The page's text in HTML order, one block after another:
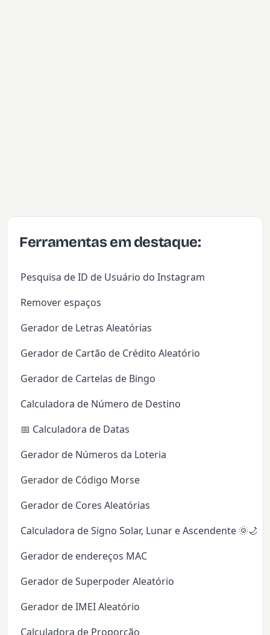
Ferramentas em destaque:
Pesquisa de ID de Usuário do Instagram
Remover espaços
Gerador de Letras Aleatórias
Gerador de Cartão de Crédito Aleatório
Gerador de Cartelas de Bingo
Calculadora de Número de Destino
📅 Calculadora de Datas
Gerador de Números da Loteria
Gerador de Código Morse
Gerador de Cores Aleatórias
Calculadora de Signo Solar, Lunar e Ascendente 🌞🌙✨
Gerador de endereços MAC
Gerador de Superpoder Aleatório
Gerador de IMEI Aleatório
Calculadora de Proporção